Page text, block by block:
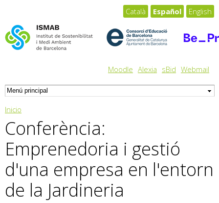
Moodle Alexia sBid Webmail
Català Español English
Usted está aquí
Inicio
Conferència:
Emprenedoria i gestió
d'una empresa en l'entorn
de la Jardineria